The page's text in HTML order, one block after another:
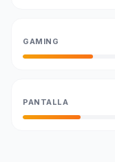
GAMING
PANTALLA